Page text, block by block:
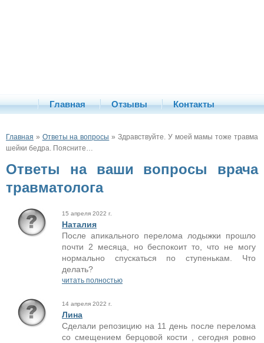
Главная Отзывы Контакты
Главная » Ответы на вопросы » Здравствуйте. У моей мамы тоже травма
шейки бедра. Поясните…
Ответы на ваши вопросы врача
травматолога
15 апреля 2022 г.
Наталия
После апикального перелома лодыжки прошло
почти 2 месяца, но беспокоит то, что не могу
нормально спускаться по ступенькам. Что
делать?
читать полностью
14 апреля 2022 г.
Лина
Сделали репозицию на 11 день после перелома
со смещением берцовой кости , сегодня ровно